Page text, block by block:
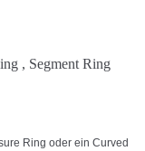
, Segment Ring
Ring oder ein Curved